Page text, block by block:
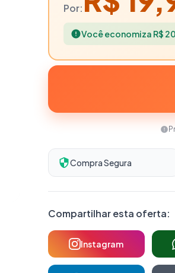
Por:
Você economiza R$
Compra Segura
Compartilhar esta oferta:
Instagram